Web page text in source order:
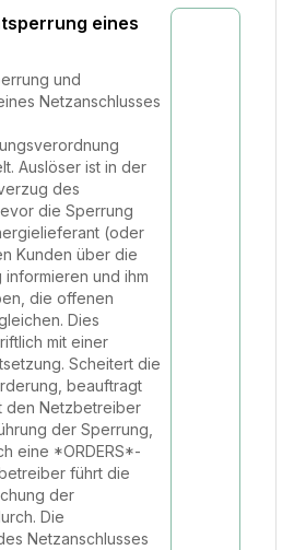
eines
und
Netzanschlusses
Auslöser ist in der
des
die Sperrung
(oder
Kunden über die
und ihm
die offenen
Dies
mit einer
Scheitert die
beauftragt
den Netzbetreiber
der Sperrung,
eine *ORDERS*-
führt die
der
Die
Netzanschlusses